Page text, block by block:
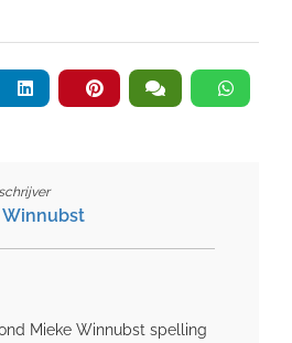
Winnubst
Mieke Winnubst spelling